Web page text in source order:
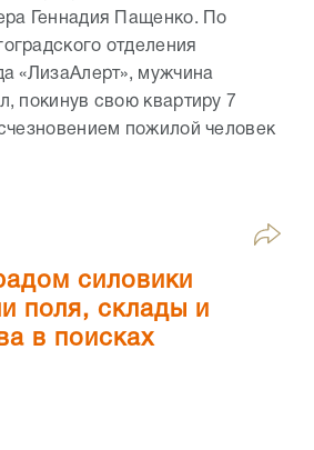
Геннадия Пащенко. По
отделения
«ЛизаАлерт», мужчина
покинув свою квартиру 7
пожилой человек
силовики
поля, склады и
в поисках